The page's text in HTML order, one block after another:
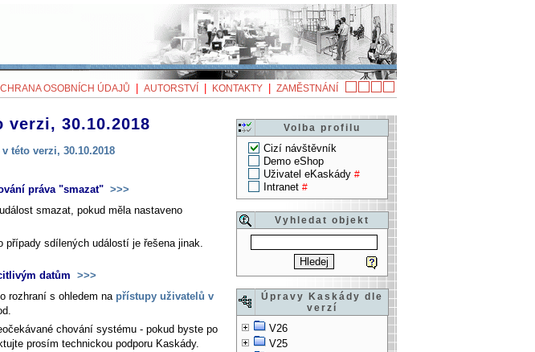
OSOBNÍCH ÚDAJŮ AUTORSTVÍ KONTAKTY ZAMĚSTNÁNÍ
Volba profilu
Cizí návštěvník
Demo eShop
Uživatel eKaskády #
Intranet #
Vyhledat objekt
Úpravy Kaskády dle
verzí
V26
V25
verzi, 30.10.2018
této verzi, 30.10.2018
práva "smazat" >>>
smazat, pokud měla nastaveno
případy sdílených událostí je řešena jinak.
datům >>>
rozhraní s ohledem na přístupy uživatelů v
chování systému - pokud byste po
prosím technickou podporu Kaskády.